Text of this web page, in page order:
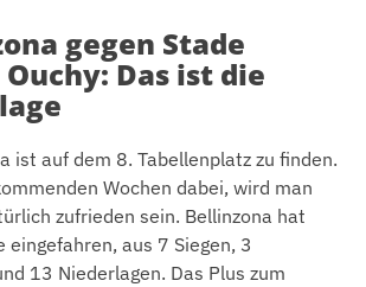
gegen Stade
Das ist die
ist auf dem 8. Tabellenplatz zu finden.
Wochen dabei, wird man
zufrieden sein. Bellinzona hat
eingefahren, aus 7 Siegen, 3
13 Niederlagen. Das Plus zum